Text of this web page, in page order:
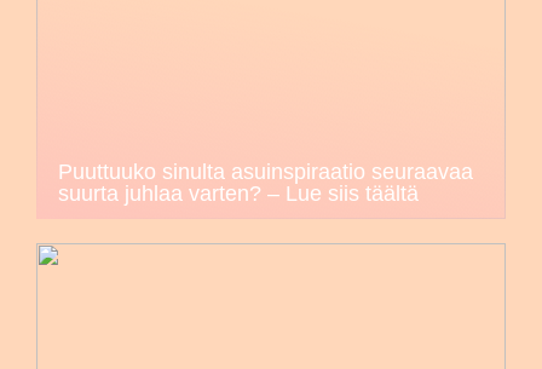
Puuttuuko sinulta asuinspiraatio seuraavaa
suurta juhlaa varten? – Lue siis täältä